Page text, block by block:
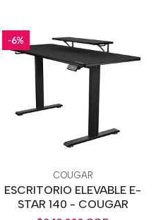
-6%
COUGAR
ESCRITORIO ELEVABLE E-
STAR 140 - COUGAR